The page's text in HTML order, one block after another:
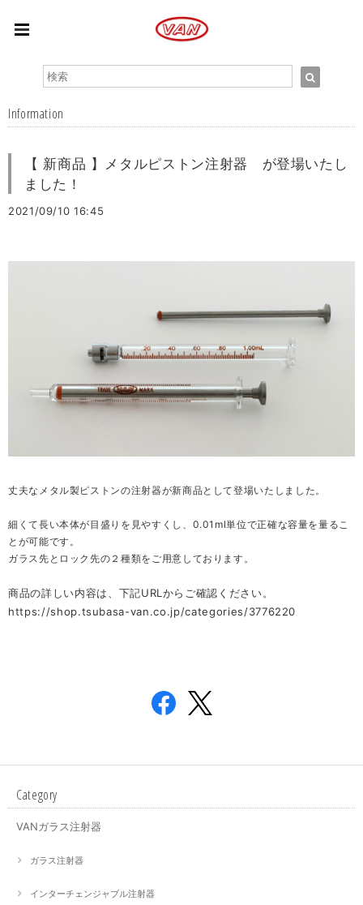
Information
【 新商品 】メタルピストン注射器 が登場いたし
ました！
2021/09/10 16:45
丈夫なメタル製ピストンの注射器が新商品として登場いたしました。
細くて長い本体が目盛りを見やすくし、0.01ml単位で正確な容量を量るこ
とが可能です。
ガラス先とロック先の２種類をご用意しております。
商品の詳しい内容は、下記URLからご確認ください。
https://shop.tsubasa-van.co.jp/categories/3776220
Category
VANガラス注射器
ガラス注射器
インターチェンジャブル注射器